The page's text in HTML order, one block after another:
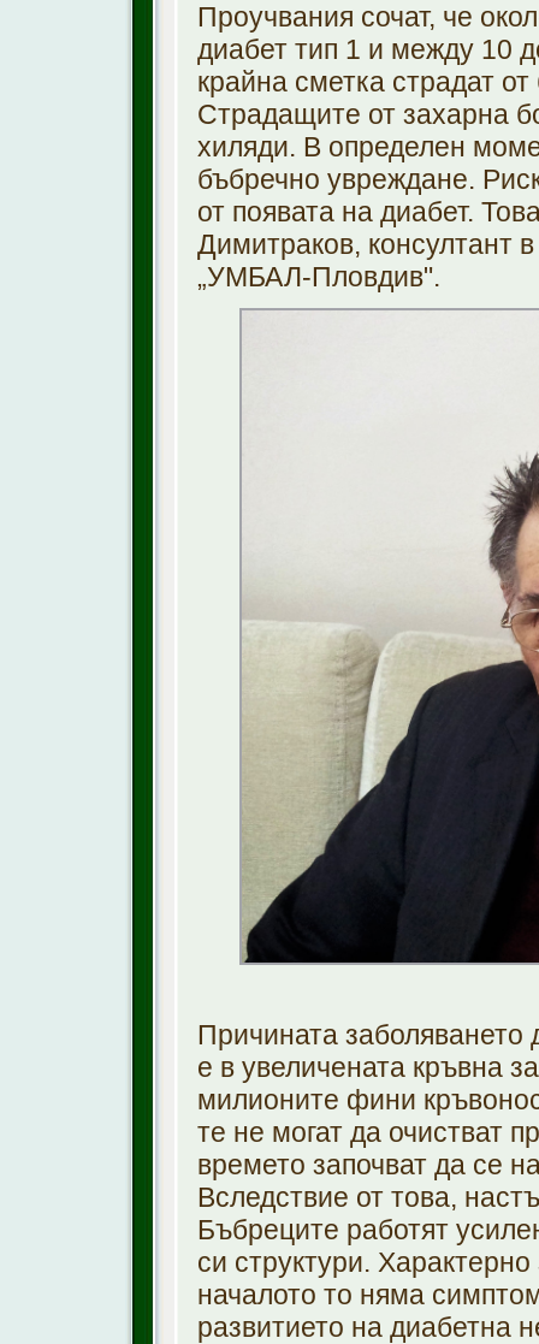
Проучвания сочат, че
диабет тип 1 и между 10
крайна сметка страдат
Страдащите от захарна
хиляди. В определен
бъбречно увреждане.
от появата на диабет.
Димитраков, консултант
„УМБАЛ-Пловдив".
Причината
е в увеличената кръвна
милионите фини
те не могат да очистват
времето започват да се
Вследствие от това,
Бъбреците работят
си структури.
началото то няма
развитието на диабетна